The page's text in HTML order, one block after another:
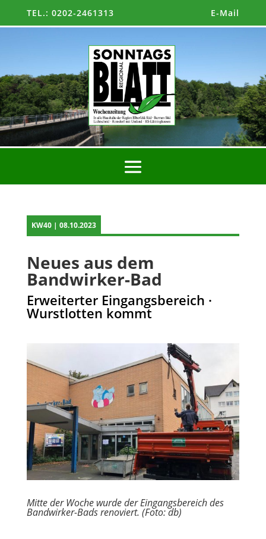
TEL.: 0202-2461313 E-Mail
KW40 | 08.10.2023
Neues aus dem
Bandwirker-Bad
Erweiterter Eingangsbereich ·
Wurstlotten kommt
Mitte der Woche wurde der Eingangsbereich des
Bandwirker-Bads renoviert. (Foto: db)